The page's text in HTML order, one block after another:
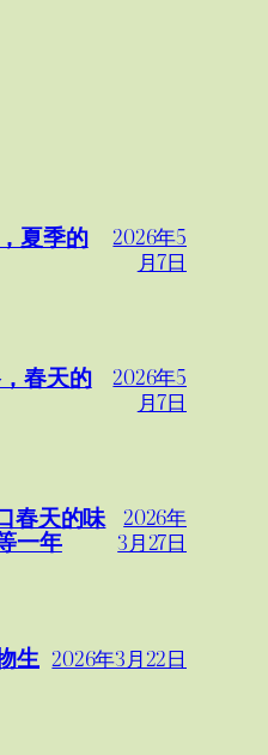
夏季的
2026年5
月7日
春天的
2026年5
月7日
春天的味
一年
2026年
3月27日
生 2026年3月22日